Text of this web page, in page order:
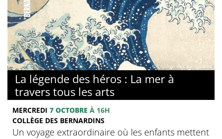
© Collège des Bernardins
La légende des héros : La mer à
travers tous les arts
MERCREDI 7 OCTOBRE À 16H
COLLÈGE DES BERNARDINS
Un voyage extraordinaire où les enfants mettent